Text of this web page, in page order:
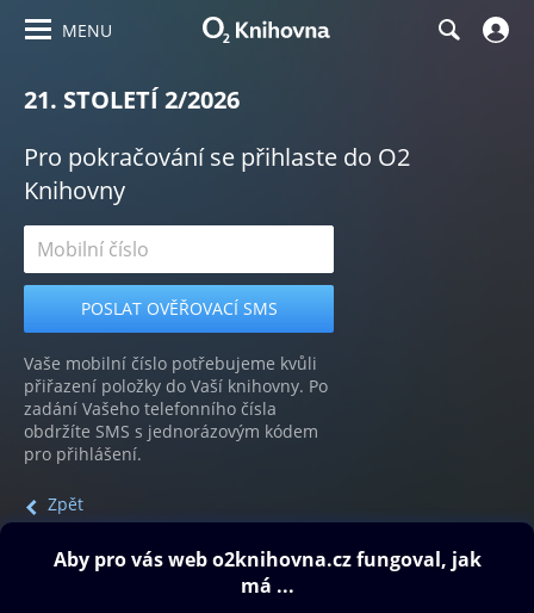
MENU
21. STOLETÍ 2/2026
Pro pokračování se přihlaste do O2
Knihovny
Vaše mobilní číslo potřebujeme kvůli
přiřazení položky do Vaší knihovny. Po
zadání Vašeho telefonního čísla
obdržíte SMS s jednorázovým kódem
pro přihlášení.
Zpět